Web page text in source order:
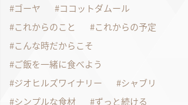
ゴーヤ
ココットダムール
これからのこと
これからの予定
こんな時だからこそ
ご飯を一緒に食べよう
ジオヒルズワイナリー
シャブリ
シンプルな食材
ずっと続ける